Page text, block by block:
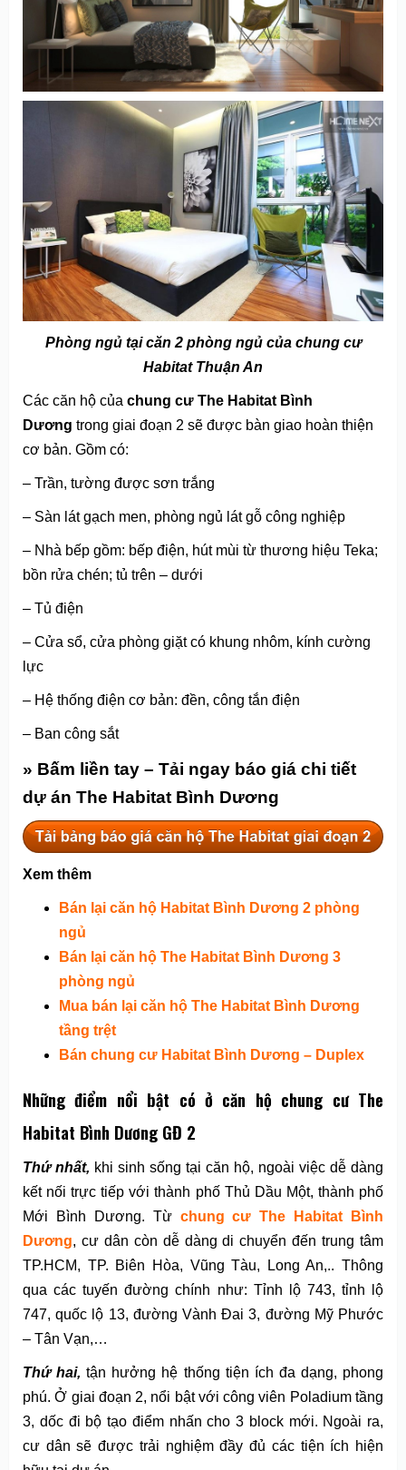
Phòng ngủ tại căn 2 phòng ngủ của chung cư
Habitat Thuận An
Các căn hộ của chung cư The Habitat Bình
Dương trong giai đoạn 2 sẽ được bàn giao hoàn thiện
cơ bản. Gồm có:
– Trần, tường được sơn trắng
– Sàn lát gạch men, phòng ngủ lát gỗ công nghiệp
– Nhà bếp gồm: bếp điện, hút mùi từ thương hiệu Teka;
bồn rửa chén; tủ trên – dưới
– Tủ điện
– Cửa sổ, cửa phòng giặt có khung nhôm, kính cường
lực
– Hệ thống điện cơ bản: đền, công tắn điện
– Ban công sắt
» Bấm liền tay – Tải ngay báo giá chi tiết
dự án The Habitat Bình Dương
Xem thêm
Bán lại căn hộ Habitat Bình Dương 2 phòng
ngủ
Bán lại căn hộ The Habitat Bình Dương 3
phòng ngủ
Mua bán lại căn hộ The Habitat Bình Dương
tầng trệt
Bán chung cư Habitat Bình Dương – Duplex
Những điểm nổi bật có ở căn hộ chung cư The
Habitat Bình Dương GĐ 2
Thứ nhất, khi sinh sống tại căn hộ, ngoài việc dễ dàng
kết nối trực tiếp với thành phố Thủ Dầu Một, thành phố
Mới
Bình Dương. Từ chung cư The Habitat Bình
Dương, cư dân còn dễ dàng di chuyển đến trung tâm
TP.HCM, TP. Biên Hòa, Vũng Tàu, Long An,.. Thông
qua các tuyến đường chính như: Tỉnh lộ 743, tỉnh lộ
747, quốc lộ 13, đường Vành Đai 3, đường Mỹ Phước
– Tân Vạn,…
Thứ hai, tận hưởng hệ thống tiện ích đa dạng, phong
phú. Ở giai đoạn 2, nổi bật với công viên Poladium tầng
3, dốc đi bộ tạo điểm nhấn cho 3 block mới. Ngoài ra,
cư dân sẽ được trải nghiệm đầy đủ các tiện ích hiện